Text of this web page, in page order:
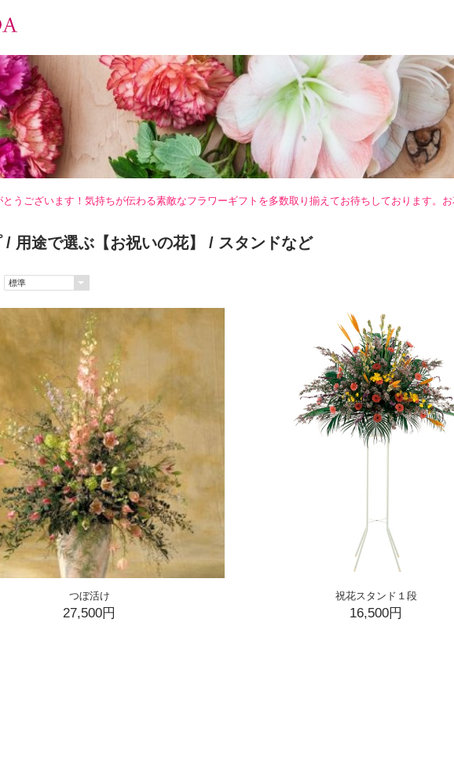
うございます！気持ちが伝わる素敵なフラワーギフトを多数取り揃えてお待ちしております。
/ 用途で選ぶ【お祝いの花】 / スタンドなど
つぼ活け
27,500円
祝花スタンド１段
16,500円